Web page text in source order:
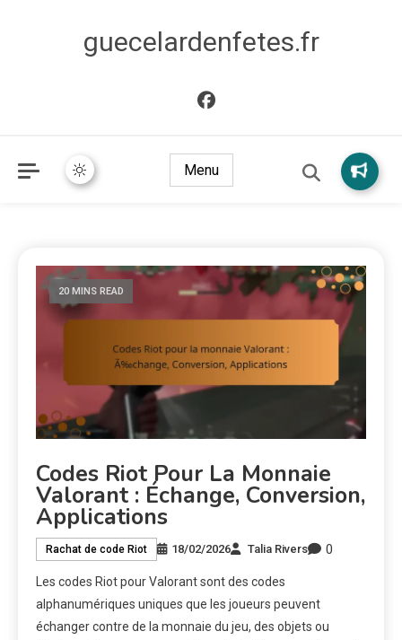
guecelardenfetes.fr
Menu
20 MINS READ
Codes Riot Pour La Monnaie
Valorant : Échange, Conversion,
Applications
Rachat de code Riot 18/02/2026 Talia Rivers 0
Les codes Riot pour Valorant sont des codes
alphanumériques uniques que les joueurs peuvent
échanger contre de la monnaie du jeu, des objets ou